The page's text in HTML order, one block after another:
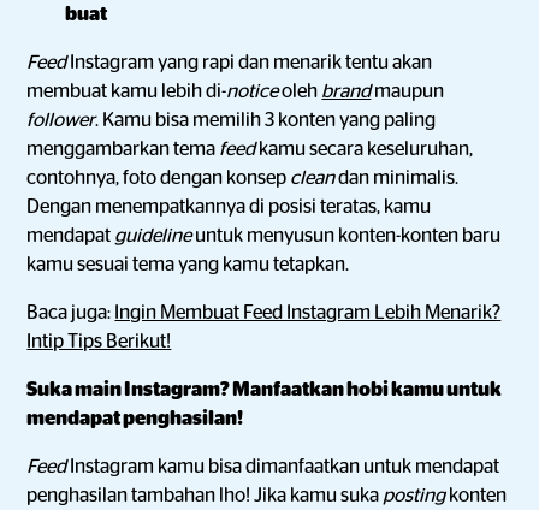
buat
Feed Instagram yang rapi dan menarik tentu akan
membuat kamu lebih di-noticeoleh brand maupun
follower. Kamu bisa memilih 3 konten yang paling
menggambarkan tema feedkamu secara keseluruhan,
contohnya, foto dengan konsep cleandan minimalis.
Dengan menempatkannya di posisi teratas, kamu
mendapat guidelineuntuk menyusun konten-konten baru
kamu sesuai tema yang kamu tetapkan.
Baca juga: Ingin Membuat Feed Instagram Lebih Menarik?
Intip Tips Berikut!
Suka main Instagram? Manfaatkan hobi kamu untuk
mendapat penghasilan!
Feed Instagram kamu bisa dimanfaatkan untuk mendapat
penghasilan tambahan lho! Jika kamu suka posting konten